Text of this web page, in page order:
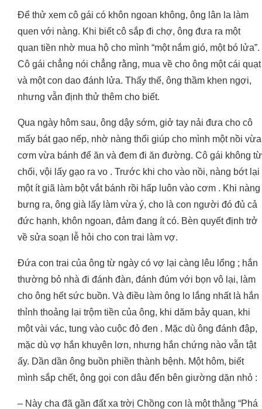
Để thử xem cô gái có khôn ngoan không, ông lân la làm
quen với nàng. Khi biết cô sắp đi chợ, ông đưa ra một
quan tiền nhờ mua hộ cho mình “một nắm gió, một bó lửa”.
Cô gái chẳng nói chẳng rằng, mua về cho ông một cái quạt
và một con dao đánh lửa. Thấy thế, ông thầm khen ngợi,
nhưng vẫn định thử thêm cho biết.
Qua ngày hôm sau, ông dậy sớm, giở tay nải đưa cho cô
mấy bát gạo nếp, nhờ nàng thổi giúp cho mình một nồi vừa
cơm vừa bánh để ăn và đem đi ăn đường. Cô gái không từ
chối, vội lấy gạo ra vo . Trước khi cho vào nồi, nàng bớt lại
một ít giã làm bột vắt bánh rồi hấp luôn vào cơm . Khi nàng
bưng ra, ông già lấy làm vừa ý, cho là con người đó đủ cả
đức hạnh, khôn ngoan, đảm đang ít có. Bèn quyết định trở
về sửa soạn lễ hỏi cho con trai làm vợ.
Đứa con trai của ông từ ngày có vợ lại càng lêu lổng ; hắn
thường bỏ nhà đi đánh đàn, đánh đúm với bọn vô lại, làm
cho ông hết sức buồn. Và điều làm ông lo lắng nhất là hắn
thỉnh thoảng lại trộm tiền của ông, khi dăm bảy quan, khi
một vài vác, tung vào cuộc đỏ đen . Mặc dù ông đánh đập,
mặc dù vợ hắn khuyên lơn, nhưng hắn chứng nào vẫn tật
ấy. Dần dần ông buồn phiền thành bệnh. Một hôm, biết
mình sắp chết, ông gọi con dâu đến bên giường dặn nhỏ :
– Này cha đã gần đất xa trờị Chồng con là một thằng “Phá